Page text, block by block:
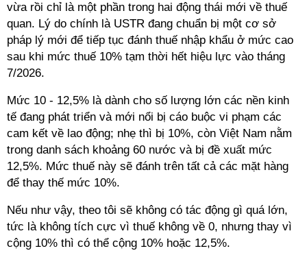
vừa rồi chỉ là một phần trong hai động thái mới về thuế
quan. Lý do chính là USTR đang chuẩn bị một cơ sở
pháp lý mới để tiếp tục đánh thuế nhập khẩu ở mức cao
sau khi mức thuế 10% tạm thời hết hiệu lực vào tháng
7/2026.
Mức 10 - 12,5% là dành cho số lượng lớn các nền kinh
tế đang phát triển và mới nổi bị cáo buộc vi phạm các
cam kết về lao động; nhẹ thì bị 10%, còn Việt Nam nằm
trong danh sách khoảng 60 nước và bị đề xuất mức
12,5%. Mức thuế này sẽ đánh trên tất cả các mặt hàng
để thay thế mức 10%.
Nếu như vậy, theo tôi sẽ không có tác động gì quá lớn,
tức là không tích cực vì thuế không về 0, nhưng thay vì
cộng 10% thì có thể cộng 10% hoặc 12,5%.